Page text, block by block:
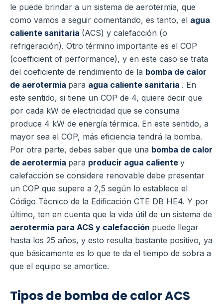
le puede brindar a un sistema de aerotermia, que
como vamos a seguir comentando, es tanto, el agua
caliente sanitaria (ACS) y calefacción (o
refrigeración). Otro término importante es el COP
(coefficient of performance), y en este caso se trata
del coeficiente de rendimiento de la bomba de calor
de aerotermia para agua caliente sanitaria . En
este sentido, si tiene un COP de 4, quiere decir que
por cada kW de electricidad que se consuma
produce 4 kW de energía térmica. En este sentido, a
mayor sea el COP, más eficiencia tendrá la bomba.
Por otra parte, debes saber que una bomba de calor
de aerotermia para producir agua caliente y
calefacción se considere renovable debe presentar
un COP que supere a 2,5 según lo establece el
Código Técnico de la Edificación CTE DB HE4. Y por
último, ten en cuenta que la vida útil de un sistema de
aerotermia para ACS y calefacción puede llegar
hasta los 25 años, y esto resulta bastante positivo, ya
que básicamente es lo que te da el tiempo de sobra a
que el equipo se amortice.
Tipos de bomba de calor ACS